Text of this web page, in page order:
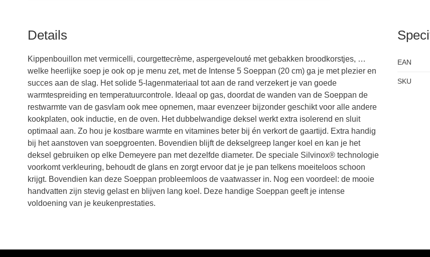
Details
Kippenbouillon met vermicelli, courgettecrème, aspergevelouté met gebakken broodkorstjes, …
welke heerlijke soep je ook op je menu zet, met de Intense 5 Soeppan (20 cm) ga je met plezier en
succes aan de slag. Het solide 5-lagenmateriaal tot aan de rand verzekert je van goede
warmtespreiding en temperatuurcontrole. Ideaal op gas, doordat de wanden van de Soeppan de
restwarmte van de gasvlam ook mee opnemen, maar evenzeer bijzonder geschikt voor alle andere
kookplaten, ook inductie, en de oven. Het dubbelwandige deksel werkt extra isolerend en sluit
optimaal aan. Zo hou je kostbare warmte en vitamines beter bij én verkort de gaartijd. Extra handig
bij het aanstoven van soepgroenten. Bovendien blijft de dekselgreep langer koel en kan je het
deksel gebruiken op elke Demeyere pan met dezelfde diameter. De speciale Silvinox® technologie
voorkomt verkleuring, behoudt de glans en zorgt ervoor dat je je pan telkens moeiteloos schoon
krijgt. Bovendien kan deze Soeppan probleemloos de vaatwasser in. Nog een voordeel: de mooie
handvatten zijn stevig gelast en blijven lang koel. Deze handige Soeppan geeft je intense
voldoening van je keukenprestaties.
EAN
SKU